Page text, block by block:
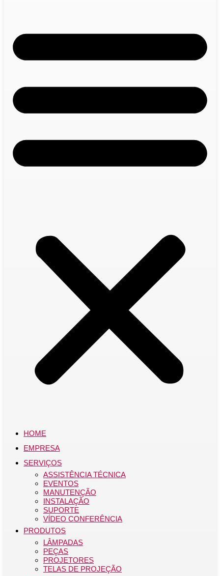
HOME
EMPRESA
SERVIÇOS
ASSISTÊNCIA TÉCNICA
EVENTOS
MANUTENÇÃO
INSTALAÇÃO
SUPORTE
VÍDEO CONFERÊNCIA
PRODUTOS
LÂMPADAS
PEÇAS
PROJETORES
TELAS DE PROJEÇÃO